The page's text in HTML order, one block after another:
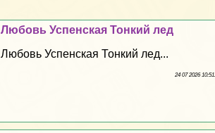
Любовь Успенская Тонкий лед
Любовь Успенская Тонкий лед...
24 07 2026